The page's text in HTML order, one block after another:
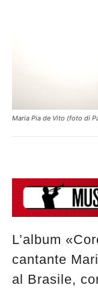
Maria Pia de Vito (foto di
L’album
cantante
al Brasile,